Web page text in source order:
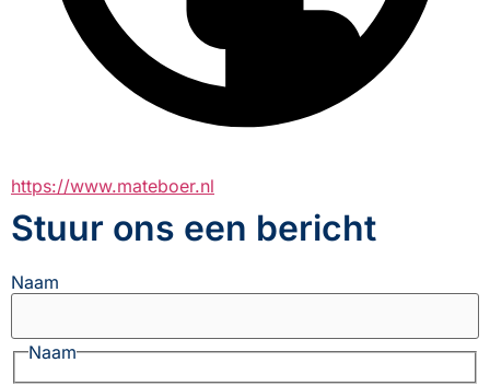
https://www.mateboer.nl
Stuur ons een bericht
Naam
Naam